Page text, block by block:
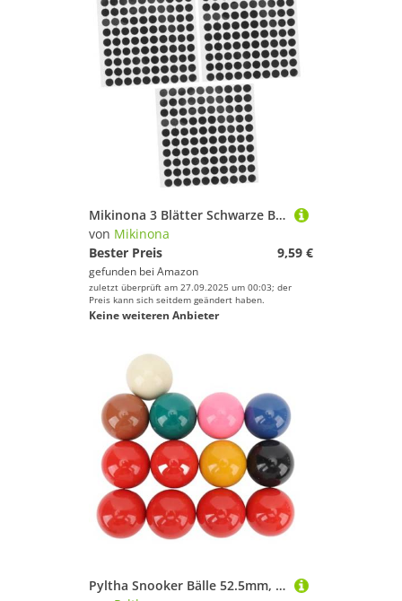
Mikinona 3 Blätter Schwarze Billardpunkt Aufkleber aus Selbstklebendem für Snooker und Pool Haltbare Markierungspunkte zum Schutz Billardtuch und Präzises Positionieren der Kugeln
von Mikinona
Bester Preis
9,59 €
gefunden bei Amazon
zuletzt überprüft am 27.09.2025 um 00:03; der
Preis kann sich seitdem geändert haben.
Keine weiteren Anbieter
Pyltha Snooker Bälle 52.5mm, 13 Teiliges Resin Billardkugeln Set, Ersatz Kugeln für Poolbillard - Hohe Schlagfestigkeit, Glatte Oberfläche, Ideal für Heim - und Bar - Tischspiele